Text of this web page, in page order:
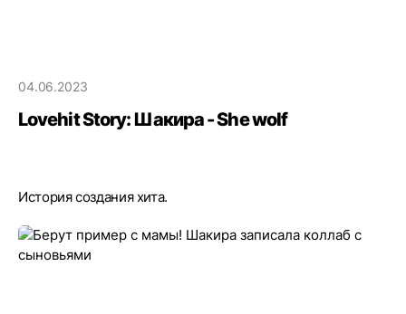
04.06.2023
Lovehit Story: Шакира - She wolf
История создания хита.